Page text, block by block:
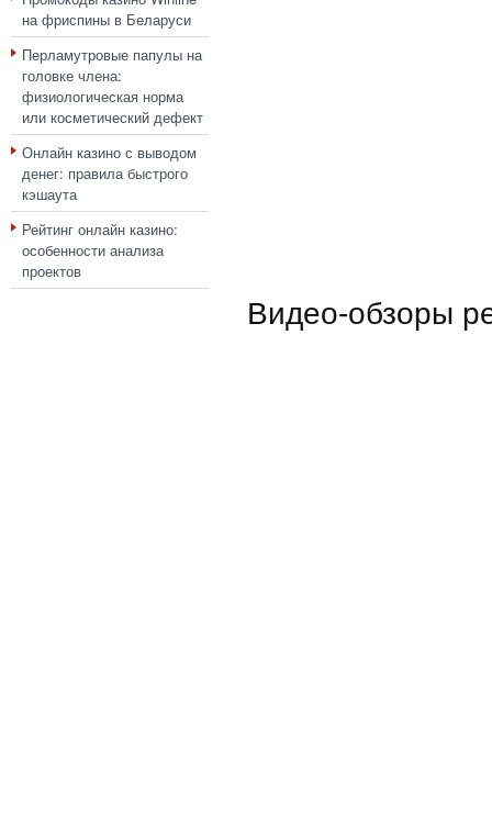
на фриспины в Беларуси
Перламутровые папулы на
головке члена:
физиологическая норма
или косметический дефект
Онлайн казино с выводом
денег: правила быстрого
кэшаута
Рейтинг онлайн казино:
особенности анализа
проектов
Видео-обзоры